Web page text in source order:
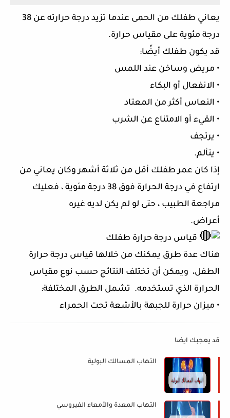
يعاني طفلك من الحمى عندما تزيد درجة حرارته عن 38
درجة مئوية على مقياس حرارة.
قد يكون طفلك أيضًا:
• مريض وساخن عند اللمس
• الانفعال أو البكاء
• النعاس أكثر من المعتاد
• القيء أو الامتناع عن الشرب
• يرتجف
• يتألم.
إذا كان عمر طفلك أقل من ثلاثة أشهر وكان يعاني من
ارتفاع في درجة الحرارة فوق 38 درجة مئوية ، فعليك
مراجعة الطبيب ، حتى لو لم يكن لديه غيره
أعراض.
قياس درجة حرارة طفلك
هناك عدة طرق يمكنك من خلالها قياس درجة حرارة
الطفل، ويمكن أن تختلف النتائج حسب نوع مقياس
الحرارة الذي تستخدمه. تشمل الطرق المختلفة:
• ميزان حرارة للجبهة بالأشعة تحت الحمراء
قد يعجبك ايضا
التهاب المسالك البولية
التهاب المعدة والأمعاء الفيروسي